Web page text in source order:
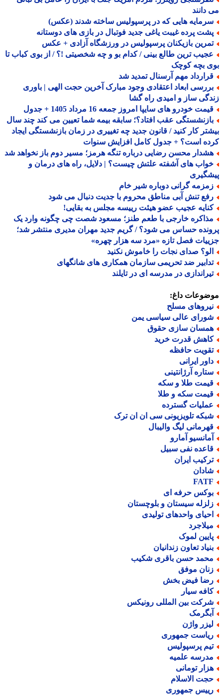
هایی که در پرسپولیس ساخته شدند (عکس)
پرده غیبت یاغی جدید فوتبال در بازی های دوستانه
بازیکنان پرسپولیس در ورزشگاه آزادی + عکس
ترین طالع بینی / کدام بو و چه شخصیتی !؟ / از بوی کباب تا
بچه کوچک
مهم آرسنال تمدید شد
ابعاد اعتقادی وجود مبارک آخرین حجت الهی | باوری
ساز و امیدی راه گشا
خودرو های سایپا امروز جمعه 16 مرداد 1405 + جدول
عقب افتاد؟؛ سابقه بیمه شما تعیین می کند چند سال
کار کنید / قانون جدید چه تغییری در زمان بازنشستگی ایجاد
است؟ + جدول کامل افزایش سنوات
محسن رضایی درباره تنگه هرمز؛ مسیر دوم باز نخواهد شد
های آشفته علتش چیست؟ | دلایل، راه های درمان و
گرانی دوباره شیر خام
تنش آبی مناطق محروم با جدیت دنبال می شود
عجیب عضو هیئت رییسه مجلس به بقایی!
خارجی با طعم طنز؛ مسعود شصت چی چگونه وارد یک
حساس می شود؟ / گریم جدید مهران مدیری منتشر شد؛
فصل تازه «مرد سه هزار چهره»
صدای نجات را خاموش نکنید
ضد تحریمی سازمان همکاری های شانگهای
در مدرسه ای در تایلند
داغ:
مسلح
عالی سیاسی یمن
سازی حقوق
قدرت خرید
حافظه
ایرانی
آرژانتینی
طلا و سکه
سکه و طلا
گسترده
تلویزیونی سی ان ان ترک
لیگ والیبال
آمارو
نفی سبیل
ایران
حرفه ای
سیستان و بلوچستان
واحدهای تولیدی
لموک
تعاون زندانیان
حسن باقری شکیب
موفق
فیض بخش
سیار
بین المللی رونیکس
واژن
جمهوری
پرسپولیس
علمیه
تومانی
الاسلام
جمهوری